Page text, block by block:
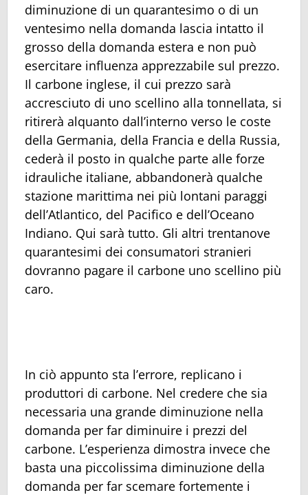
diminuzione di un quarantesimo o di un
ventesimo nella domanda lascia intatto il
grosso della domanda estera e non può
esercitare influenza apprezzabile sul prezzo.
Il carbone inglese, il cui prezzo sarà
accresciuto di uno scellino alla tonnellata, si
ritirerà alquanto dall’interno verso le coste
della Germania, della Francia e della Russia,
cederà il posto in qualche parte alle forze
idrauliche italiane, abbandonerà qualche
stazione marittima nei più lontani paraggi
dell’Atlantico, del Pacifico e dell’Oceano
Indiano. Qui sarà tutto. Gli altri trentanove
quarantesimi dei consumatori stranieri
dovranno pagare il carbone uno scellino più
caro.
In ciò appunto sta l’errore, replicano i
produttori di carbone. Nel credere che sia
necessaria una grande diminuzione nella
domanda per far diminuire i prezzi del
carbone. L’esperienza dimostra invece che
basta una piccolissima diminuzione della
domanda per far scemare fortemente i